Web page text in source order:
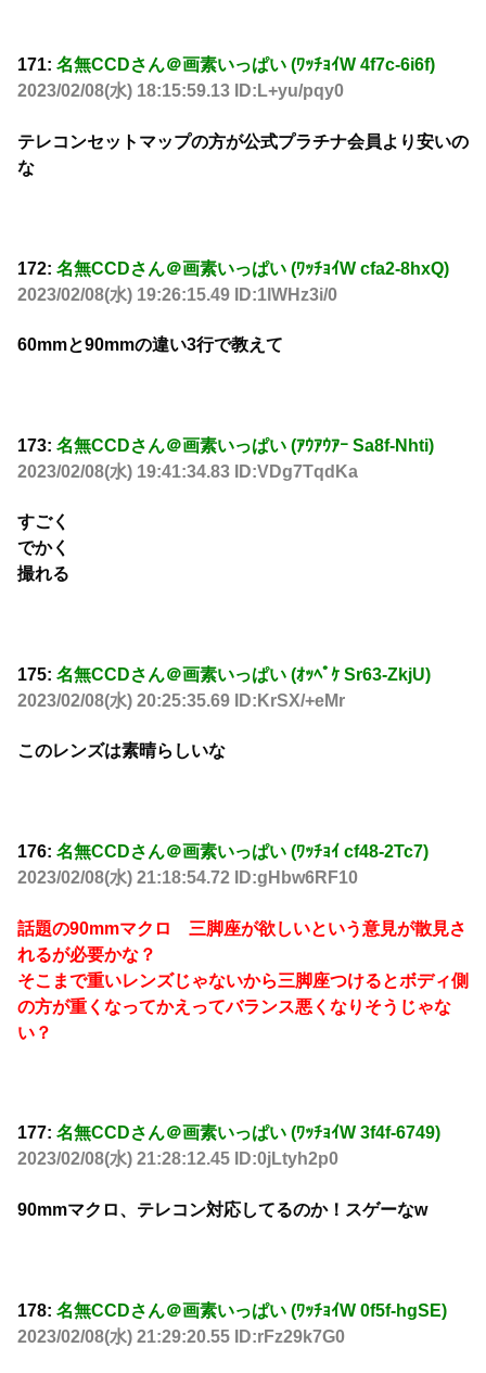
171: 名無CCDさん＠画素いっぱい (ﾜｯﾁｮｲW 4f7c-6i6f)
2023/02/08(水) 18:15:59.13 ID:L+yu/pqy0
テレコンセットマップの方が公式プラチナ会員より安いの
な
172: 名無CCDさん＠画素いっぱい (ﾜｯﾁｮｲW cfa2-8hxQ)
2023/02/08(水) 19:26:15.49 ID:1lWHz3i/0
60mmと90mmの違い3行で教えて
173: 名無CCDさん＠画素いっぱい (ｱｳｱｳｱｰ Sa8f-Nhti)
2023/02/08(水) 19:41:34.83 ID:VDg7TqdKa
すごく
でかく
撮れる
175: 名無CCDさん＠画素いっぱい (ｵｯﾍﾟｹ Sr63-ZkjU)
2023/02/08(水) 20:25:35.69 ID:KrSX/+eMr
このレンズは素晴らしいな
176: 名無CCDさん＠画素いっぱい (ﾜｯﾁｮｲ cf48-2Tc7)
2023/02/08(水) 21:18:54.72 ID:gHbw6RF10
話題の90mmマクロ 三脚座が欲しいという意見が散見さ
れるが必要かな？
そこまで重いレンズじゃないから三脚座つけるとボディ側
の方が重くなってかえってバランス悪くなりそうじゃな
い？
177: 名無CCDさん＠画素いっぱい (ﾜｯﾁｮｲW 3f4f-6749)
2023/02/08(水) 21:28:12.45 ID:0jLtyh2p0
90mmマクロ、テレコン対応してるのか！スゲーなw
178: 名無CCDさん＠画素いっぱい (ﾜｯﾁｮｲW 0f5f-hgSE)
2023/02/08(水) 21:29:20.55 ID:rFz29k7G0